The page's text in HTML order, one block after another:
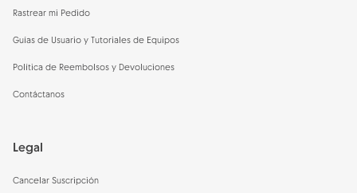
Rastrear mi Pedido
Guías de Usuario y Tutoriales de Equipos
Política de Reembolsos y Devoluciones
Contáctanos
Legal
Cancelar Suscripción